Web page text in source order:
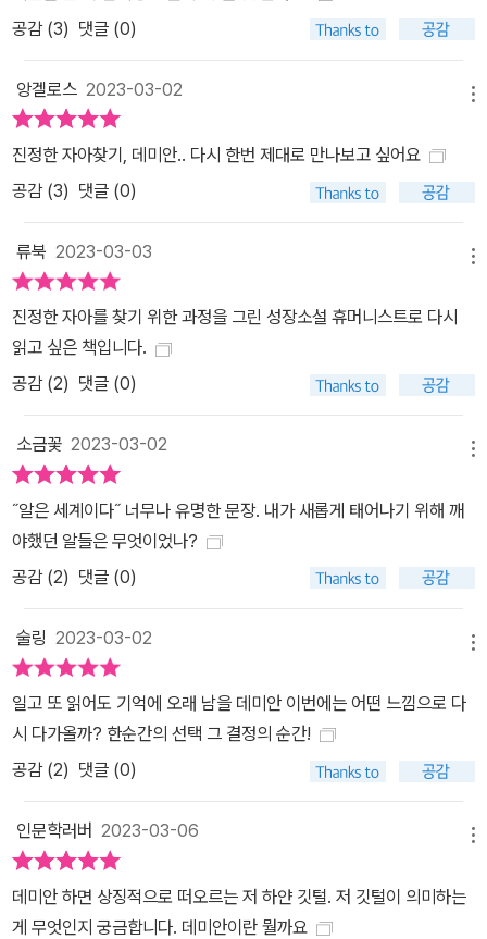
이들 그룹 BTS의 앨범 모티프가 되어 처음 유혹에 마주하고 세상과
든 시대를 관통하면서 각 시대마다 존재하는 “시대의 신경”을 건드리
는 것이다.
공감 (3) 댓글 (0)
앙겔로스 2023-03-02
진정한 자아찾기, 데미안.. 다시 한번 제대로 만나보고 싶어요
공감 (3) 댓글 (0)
류북 2023-03-03
진정한 자아를 찾기 위한 과정을 그린 성장소설 휴머니스트로 다시
읽고 싶은 책입니다.
공감 (2) 댓글 (0)
소금꽃 2023-03-02
˝알은 세계이다˝ 너무나 유명한 문장. 내가 새롭게 태어나기 위해 깨
야했던 알들은 무엇이었나?
공감 (2) 댓글 (0)
술링 2023-03-02
일고 또 읽어도 기억에 오래 남을 데미안 이번에는 어떤 느낌으로 다
시 다가올까? 한순간의 선택 그 결정의 순간!
공감 (2) 댓글 (0)
인문학러버 2023-03-06
데미안 하면 상징적으로 떠오르는 저 하얀 깃털. 저 깃털이 의미하는
게 무엇인지 궁금합니다. 데미안이란 뭘까요